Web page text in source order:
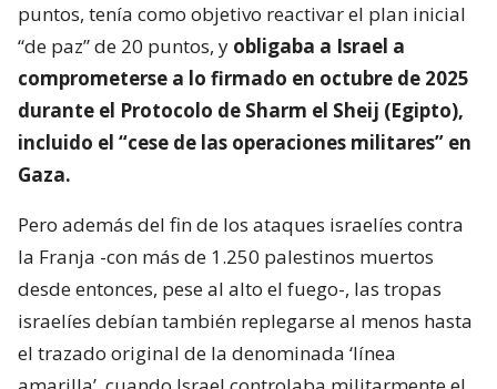
puntos, tenía como objetivo reactivar el plan inicial
“de paz” de 20 puntos, y obligaba a Israel a
comprometerse a lo firmado en octubre de 2025
durante el Protocolo de Sharm el Sheij (Egipto),
incluido el “cese de las operaciones militares” en
Gaza.
Pero además del fin de los ataques israelíes contra
la Franja -con más de 1.250 palestinos muertos
desde entonces, pese al alto el fuego-, las tropas
israelíes debían también replegarse al menos hasta
el trazado original de la denominada ‘línea